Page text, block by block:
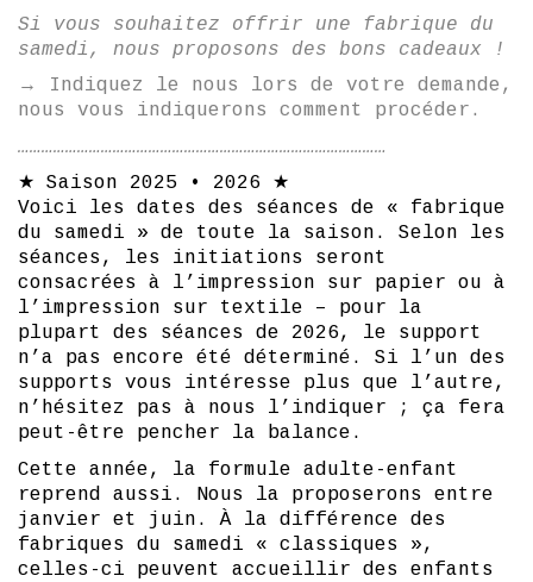
Si vous souhaitez offrir une fabrique du
samedi, nous proposons des bons cadeaux !
→ Indiquez le nous lors de votre demande,
nous vous indiquerons comment procéder.
…………………………………………………………………………………
★ Saison 2025 • 2026 ★
Voici les dates des séances de « fabrique
du samedi » de toute la saison. Selon les
séances, les initiations seront
consacrées à l’impression sur papier ou à
l’impression sur textile – pour la
plupart des séances de 2026, le support
n’a pas encore été déterminé. Si l’un des
supports vous intéresse plus que l’autre,
n’hésitez pas à nous l’indiquer ; ça fera
peut-être pencher la balance.
Cette année, la formule adulte-enfant
reprend aussi. Nous la proposerons entre
janvier et juin. À la différence des
fabriques du samedi « classiques »,
celles-ci peuvent accueillir des enfants